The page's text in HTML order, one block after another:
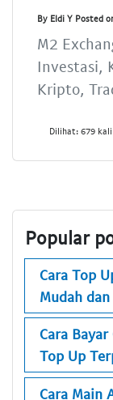
By Eldi Y Posted
M2
Investasi,
Kripto,
Dilihat: 679 kali
Popular
Cara Top
Mudah
Cara Bayar
Top Up
Cara Main